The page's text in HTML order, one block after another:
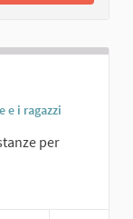
e i ragazzi
per